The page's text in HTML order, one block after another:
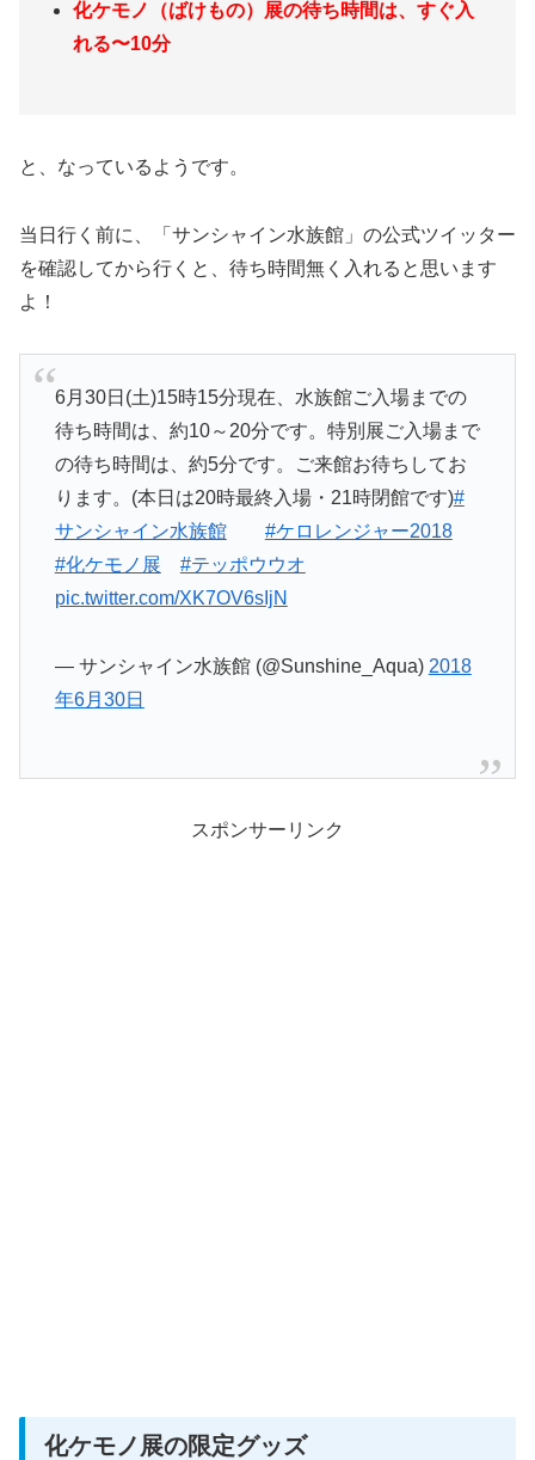
化ケモノ（ばけもの）展の待ち時間は、すぐ入
れる〜10分
と、なっているようです。
当日行く前に、「サンシャイン水族館」の公式ツイッター
を確認してから行くと、待ち時間無く入れると思います
よ！
6月30日(土)15時15分現在、水族館ご入場までの
待ち時間は、約10～20分です。特別展ご入場まで
の待ち時間は、約5分です。ご来館お待ちしてお
ります。(本日は20時最終入場・21時閉館です)#
サンシャイン水族館
#ケロレンジャー2018
#化ケモノ展
#テッポウウオ
pic.twitter.com/XK7OV6sIjN
— サンシャイン水族館 (@Sunshine_Aqua) 2018
年6月30日
スポンサーリンク
化ケモノ展の限定グッズ